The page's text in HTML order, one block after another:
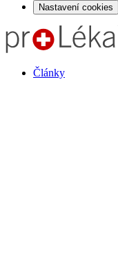
Nastavení cookies
Články